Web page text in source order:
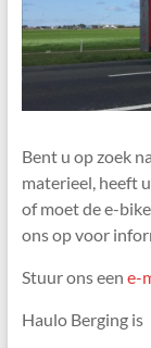
Bent u op zoek
materieel, heeft
of moet de e-
ons op voor
Stuur ons een e-
Haulo Berging is